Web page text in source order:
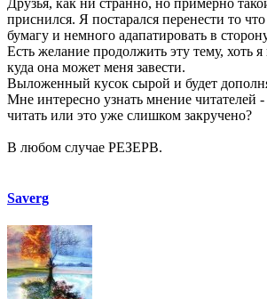
приснился. Я постарался перенести то
бумагу и немного адапатировать в
Есть желание продолжить эту тему, хоть
куда она может меня завести.
Выложенный кусок сырой и будет
Мне интересно узнать мнение читателей
читать или это уже слишком закручено?
В любом случае РЕЗЕРВ.
Saverg